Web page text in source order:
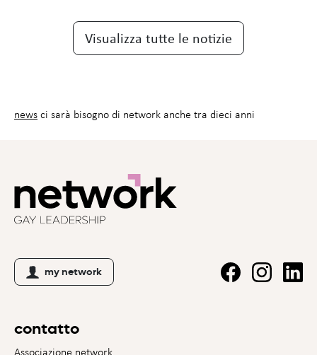
Visualizza tutte le notizie
news ci sarà bisogno di network anche tra dieci anni
my network
contatto
Associazione network